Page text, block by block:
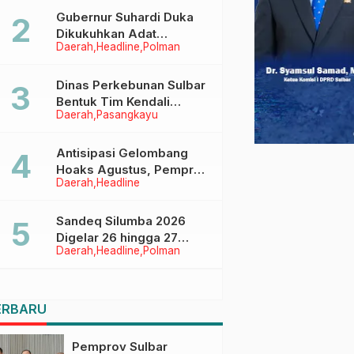
Menggapai Cita-Cita
Daerah Headline Polman
Gubernur Suhardi Duka
Dikukuhkan Adat
Balanipa, Raih Gelar Sulo
Daerah Pasangkayu
Dinas Perkebunan Sulbar
Bentuk Tim Kendali
Internal ICS untuk Dukung
di Pasangkayu
Daerah Headline
Antisipasi Gelombang
Hoaks Agustus, Pemprov
Sulbar Ajak Warga Jaga
Daerah Headline Polman
Sandeq Silumba 2026
Digelar 26 hingga 27
September, Rangkaian
Pemprov Sulbar